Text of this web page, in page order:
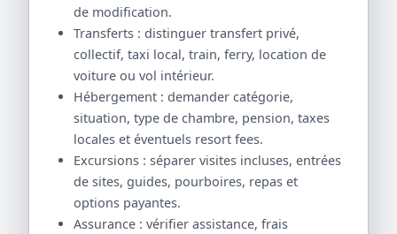
de modification.
Transferts : distinguer transfert privé,
collectif, taxi local, train, ferry, location de
voiture ou vol intérieur.
Hébergement : demander catégorie,
situation, type de chambre, pension, taxes
locales et éventuels resort fees.
Excursions : séparer visites incluses, entrées
de sites, guides, pourboires, repas et
options payantes.
Assurance : vérifier assistance, frais